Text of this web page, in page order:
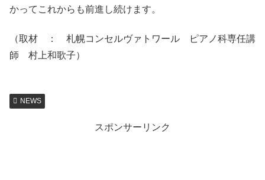
かってこれからも前進し続けます。
（取材 ： 札幌コンセルヴァトワール ピアノ科専任講
師 村上和歌子）
NEWS
スポンサーリンク